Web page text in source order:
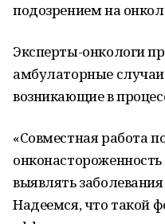
подозрением на
Эксперты-онкологи
амбулаторные
возникающие в
«Совместная работа
выявлять
Надеемся, что такой